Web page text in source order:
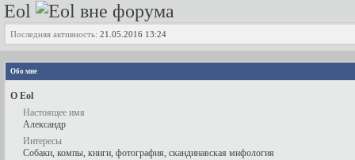
Eol
Последняя активность: 21.05.2016 13:24
Обо мне
О Eol
Настоящее имя
Александр
Интересы
Собаки, компы, книги, фотография, скандинавская мифология